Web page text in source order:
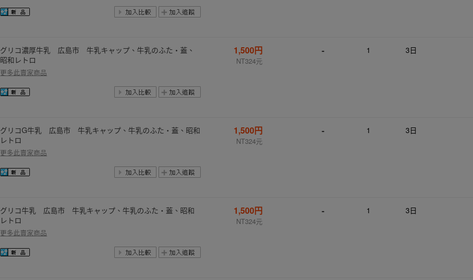
グリコ濃厚牛乳 広島市 牛乳キャップ、牛乳のふた・蓋、
昭和レトロ
更多此賣家商品
1,500円
NT324元
- 1 3日
グリコG牛乳 広島市 牛乳キャップ、牛乳のふた・蓋、昭和
レトロ
更多此賣家商品
1,500円
NT324元
- 1 3日
グリコ牛乳 広島市 牛乳キャップ、牛乳のふた・蓋、昭和
レトロ
更多此賣家商品
1,500円
NT324元
- 1 3日